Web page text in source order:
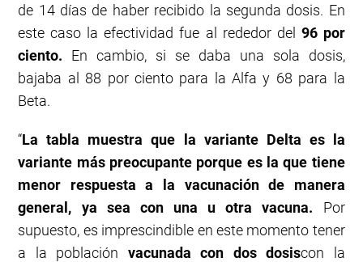
de 14 días de haber recibido la segunda dosis. En
este caso la efectividad fue al rededor del 96 por
ciento. En cambio, si se daba una sola dosis,
bajaba al 88 por ciento para la Alfa y 68 para la
Beta.
“La tabla muestra que la variante Delta es la
variante más preocupante porque es la que tiene
menor respuesta a la vacunación de manera
general, ya sea con una u otra vacuna. Por
supuesto, es imprescindible en este momento tener
a la población vacunada con dos dosiscon la